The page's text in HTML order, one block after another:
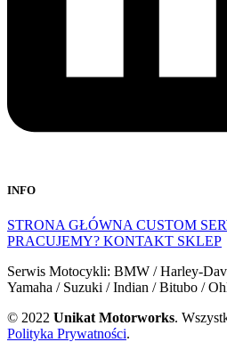
INFO
STRONA GŁÓWNA CUSTOM
PRACUJEMY? KONTAKT SKLEP
Serwis Motocykli: BMW / Harley-
Yamaha / Suzuki / Indian / Bitubo /
© 2022 Unikat Motorworks.
Polityka Prywatności.